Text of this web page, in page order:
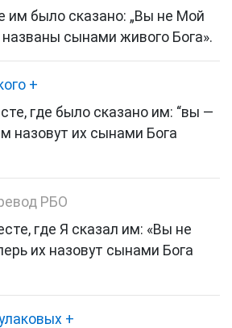
им было сказано: „Вы не Мой
названы сынами живого Бога».
+
где было сказано им: “вы —
назовут их сынами Бога
РБО
где Я сказал им: «Вы не
их назовут сынами Бога
+